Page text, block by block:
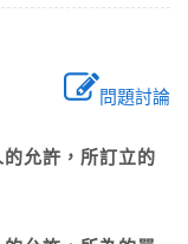
問題討論
允許，所訂立的